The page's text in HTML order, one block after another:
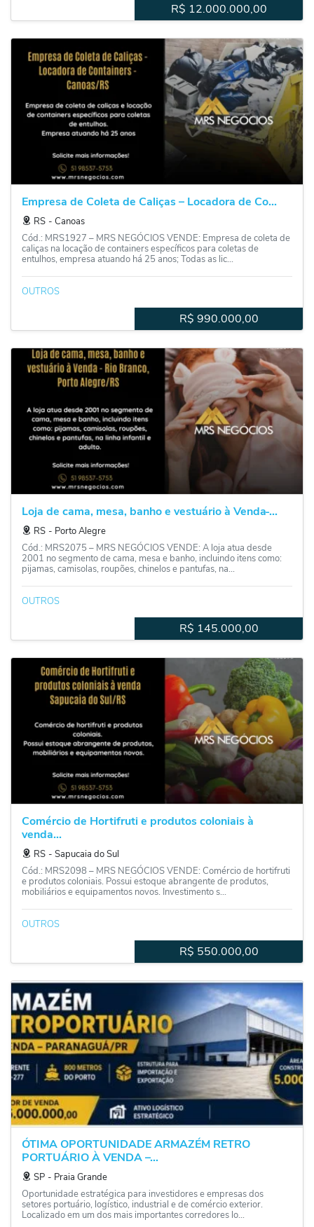
R$ 12.000.000,00
Empresa de Coleta de Caliças – Locadora de Co...
RS ‐ Canoas
Cód.: MRS1927 – MRS NEGÓCIOS VENDE: Empresa de coleta de
caliças na locação de containers específicos para coletas de
entulhos, empresa atuando há 25 anos; Todas as lic...
OUTROS
R$ 990.000,00
Loja de cama, mesa, banho e vestuário à Venda ̵...
RS ‐ Porto Alegre
Cód.: MRS2075 – MRS NEGÓCIOS VENDE: A loja atua desde
2001 no segmento de cama, mesa e banho, incluindo itens como:
pijamas, camisolas, roupões, chinelos e pantufas, na...
OUTROS
R$ 145.000,00
Comércio de Hortifruti e produtos coloniais à
venda...
RS ‐ Sapucaia do Sul
Cód.: MRS2098 – MRS NEGÓCIOS VENDE: Comércio de hortifruti
e produtos coloniais. Possui estoque abrangente de produtos,
mobiliários e equipamentos novos. Investimento s...
OUTROS
R$ 550.000,00
ÓTIMA OPORTUNIDADE ARMAZÉM RETRO
PORTUÁRIO À VENDA –...
SP ‐ Praia Grande
Oportunidade estratégica para investidores e empresas dos
setores portuário, logístico, industrial e de comércio exterior.
Localizado em um dos mais importantes corredores lo...